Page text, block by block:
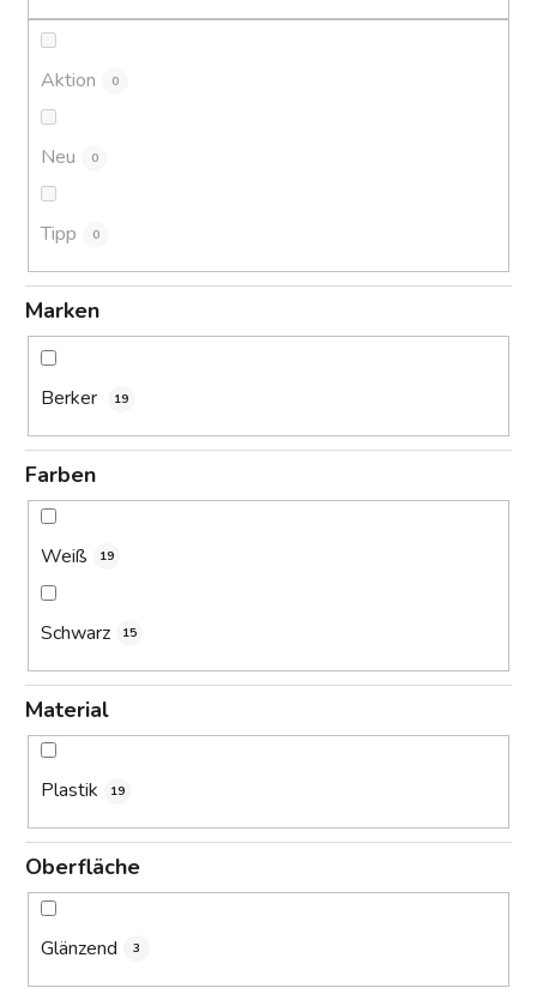
Aktion 0
Neu 0
Tipp 0
Marken
Berker 19
Farben
Weiß 19
Schwarz 15
Material
Plastik 19
Oberfläche
Glänzend 3